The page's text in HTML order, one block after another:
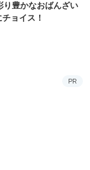
り豊かなおばんざい
ョイス！
PR